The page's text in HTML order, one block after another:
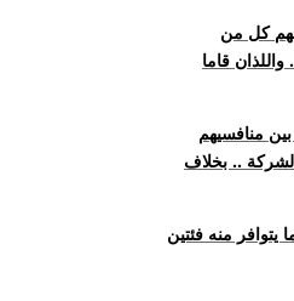
كل من
قاما
منافسيهم
.. بخلاف
منه فئتين